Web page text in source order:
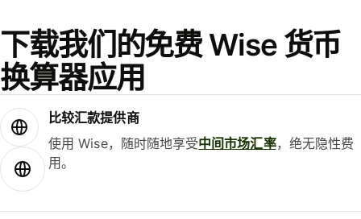
下载我们的免费 Wise 货币
换算器应用
比较汇款提供商
使用 Wise，随时随地享受中间市场汇率，绝无隐性费
用。